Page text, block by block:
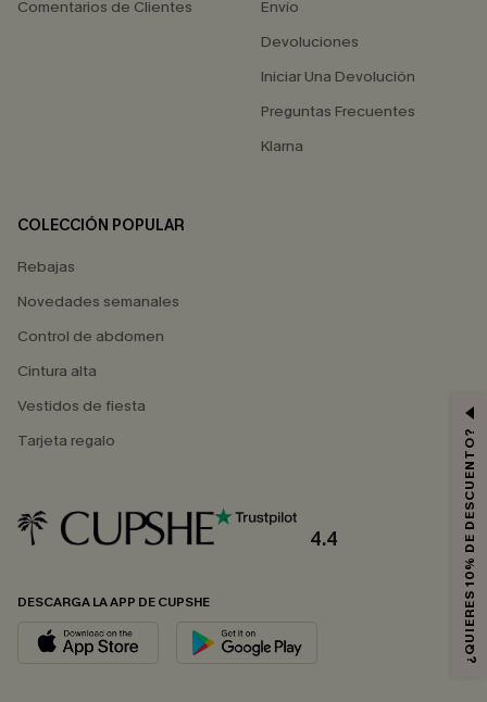
Comentarios de Clientes
Envío
Devoluciones
Iniciar Una Devolución
Preguntas Frecuentes
Klarna
COLECCIÓN POPULAR
Rebajas
Novedades semanales
Control de abdomen
Cintura alta
Vestidos de fiesta
Tarjeta regalo
4.4
DESCARGA LA APP DE CUPSHE ¿QUIERES 10% DE DESCUENTO?